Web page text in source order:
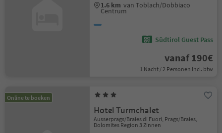
1.6 km van Toblach/Dobbiaco
Centrum
Südtirol Guest Pass
vanaf 190€
1 Nacht / 2 Personen Incl. btw
Online te boeken
Hotel Turmchalet
Ausserprags/Braies di Fuori, Prags/Braies,
Dolomites Region 3 Zinnen